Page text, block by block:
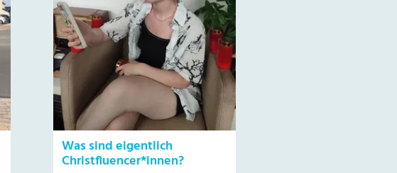
Was sind eigentlich
Christfluencer*innen?